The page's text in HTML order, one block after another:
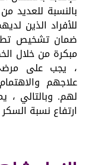
بالنسبة للعديد
للأفراد الذين
ضمان تشخيص
مبكرة من خلال
، يجب على مرضى
علاجهم
لهم. وبالتالي ،
ارتفاع نسبة